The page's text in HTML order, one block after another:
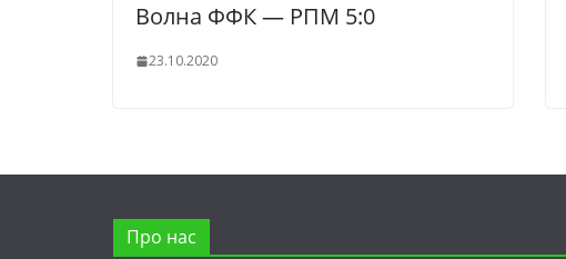
Волна ФФК — РПМ 5:0
23.10.2020
Про нас